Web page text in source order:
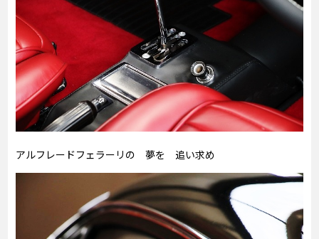
アルフレードフェラーリの 夢を 追い求め